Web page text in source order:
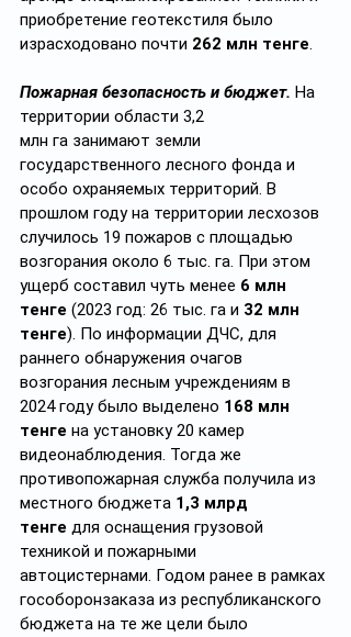
приобретение геотекстиля было
израсходовано почти 262 млн тенге.
Пожарная безопасность и бюджет. На
территории области 3,2
млн га занимают земли
государственного лесного фонда и
особо охраняемых территорий. В
прошлом году на территории лесхозов
случилось 19 пожаров с площадью
возгорания около 6 тыс. га. При этом
ущерб составил чуть менее 6 млн
тенге (2023 год: 26 тыс. га и 32 млн
тенге). По информации ДЧС, для
раннего обнаружения очагов
возгорания лесным учреждениям в
2024 году было выделено 168 млн
тенге на установку 20 камер
видеонаблюдения. Тогда же
противопожарная служба получила из
местного бюджета 1,3 млрд
тенге для оснащения грузовой
техникой и пожарными
автоцистернами. Годом ранее в рамках
гособоронзаказа из республиканского
бюджета на те же цели было